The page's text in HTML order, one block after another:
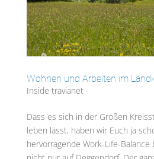
Wohnen und Arbeiten im
Inside travianet
Dass es sich in der Großen
leben lässt, haben wir Euch ja
hervorragende Work-Life-